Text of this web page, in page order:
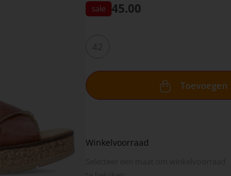
45.00
Toevoegen
Winkelvoorraad